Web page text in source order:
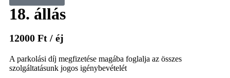
18. állás
12000 Ft / éj
A parkolási díj megfizetése magába foglalja az összes
szolgáltatásunk jogos igénybevételét